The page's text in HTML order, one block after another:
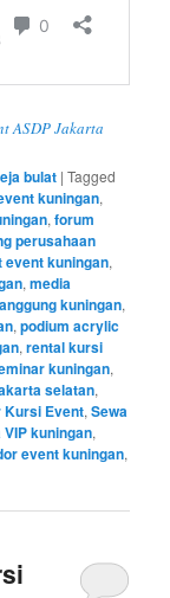
ASDP Jakarta
bulat |Tagged
kuningan,
,forum
perusahaan
event kuningan,
,media
kuningan,
,podium acrylic
,rental kursi
kuningan,
selatan,
Kursi Event,Sewa
VIP kuningan,
event kuningan,